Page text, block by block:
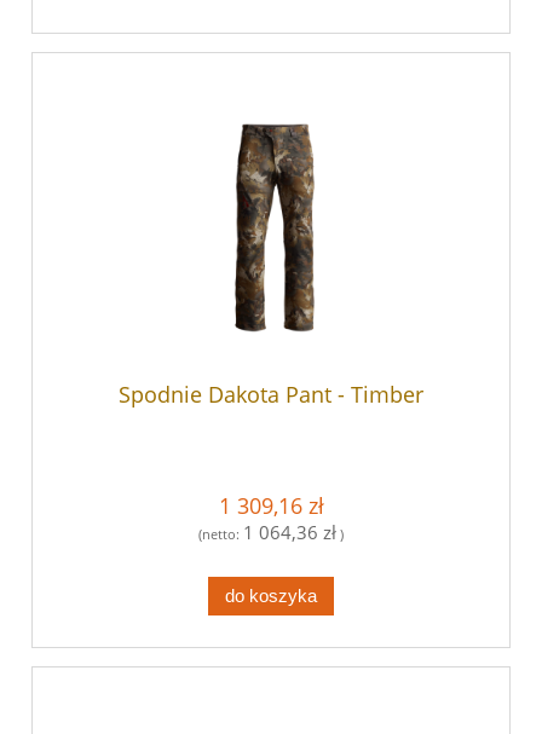
Spodnie Dakota Pant - Timber
1 309,16 zł
(netto: 1 064,36 zł )
do koszyka